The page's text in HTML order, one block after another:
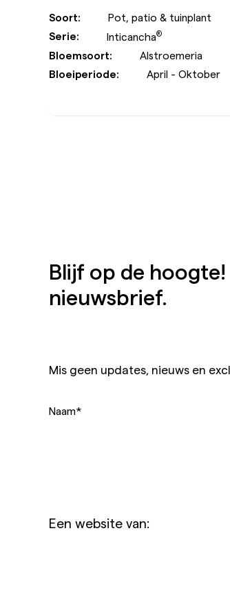
Soort:
Pot, patio & tuinplant
Serie:
Inticancha®
Bloemsoort:
Alstroemeria
Bloeiperiode:
April - Oktober
Blijf op de
nieuwsbrief.
Mis geen updates, nieuws en
Naam*
Een website van: